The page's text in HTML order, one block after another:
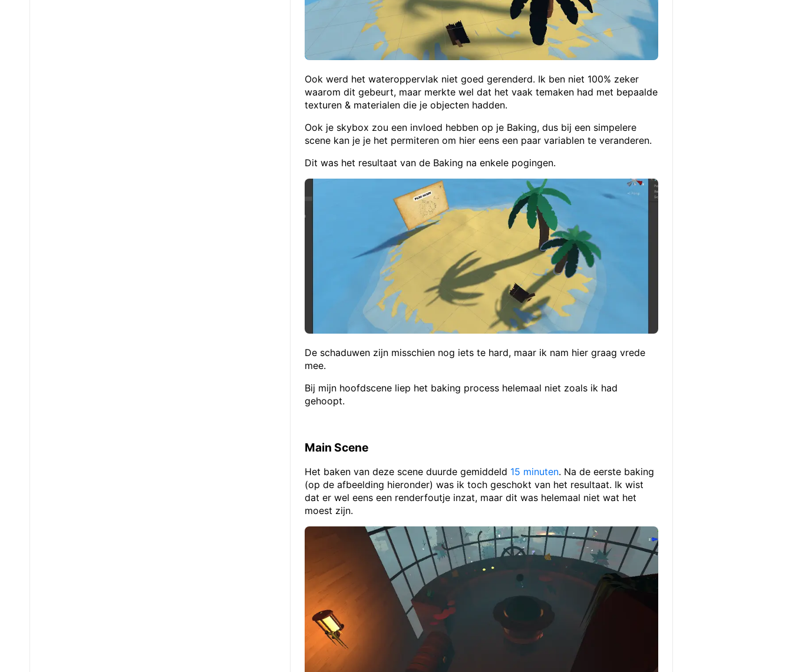
Ook werd het wateroppervlak niet goed gerenderd. Ik ben niet 100% zeker
waarom dit gebeurt, maar merkte wel dat het vaak temaken had met bepaalde
texturen & materialen die je objecten hadden.
Ook je skybox zou een invloed hebben op je Baking, dus bij een simpelere
scene kan je je het permiteren om hier eens een paar variablen te veranderen.
Dit was het resultaat van de Baking na enkele pogingen.
De schaduwen zijn misschien nog iets te hard, maar ik nam hier graag vrede
mee.
Bij mijn hoofdscene liep het baking process helemaal niet zoals ik had
gehoopt.
Main Scene
Het baken van deze scene duurde gemiddeld 15 minuten. Na de eerste baking
(op de afbeelding hieronder) was ik toch geschokt van het resultaat. Ik wist
dat er wel eens een renderfoutje inzat, maar dit was helemaal niet wat het
moest zijn.